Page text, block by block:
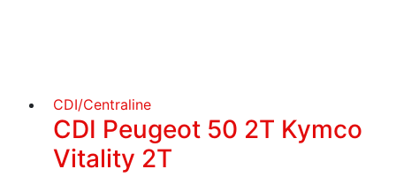
CDI/Centraline
CDI Peugeot 50 2T Kymco
Vitality 2T